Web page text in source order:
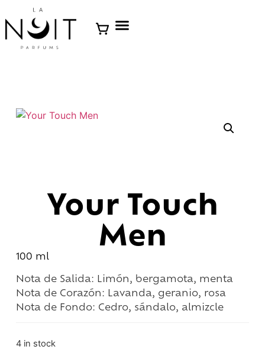
Your Touch
Men
100 ml
Nota de Salida: Limón, bergamota, menta
Nota de Corazón: Lavanda, geranio, rosa
Nota de Fondo: Cedro, sándalo, almizcle
4 in stock